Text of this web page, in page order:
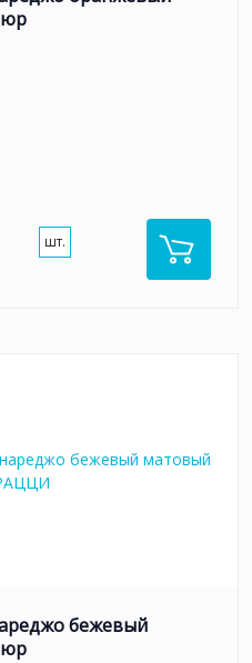
шт.
бежевый